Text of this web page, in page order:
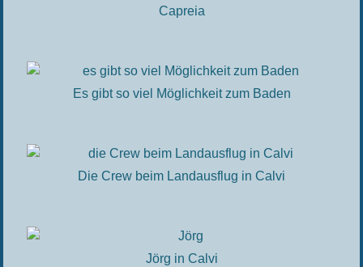
Capreia
Es gibt so viel Möglichkeit zum Baden
Die Crew beim Landausflug in Calvi
Jörg in Calvi